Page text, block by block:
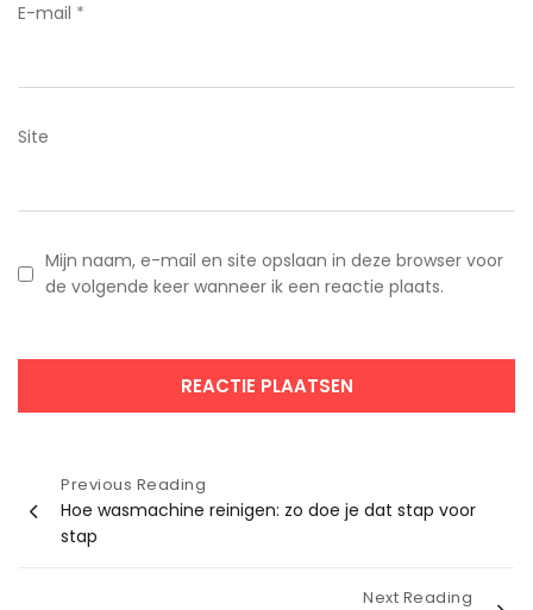
E-mail *
Site
Mijn naam, e-mail en site opslaan in deze browser voor
de volgende keer wanneer ik een reactie plaats.
Bericht
navigatie
Previous Reading
Hoe wasmachine reinigen: zo doe je dat stap voor
stap
Next Reading